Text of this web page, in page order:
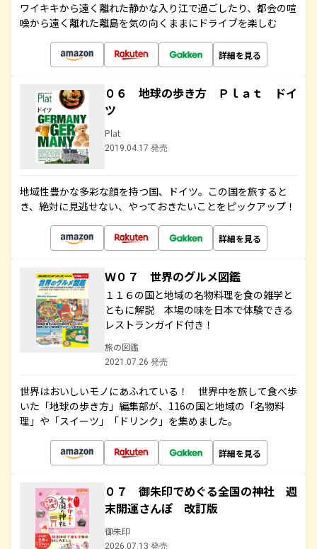
ワイキキから遠く離れた静かな入り江で過ごしたり、都会の喧
噪から遠く離れた離島を気の向くままにドライブを楽しむ
詳細を見る
０６ 地球の歩き方 Ｐｌａｔ ドイ
ツ
Plat
2019.04.17 発売
地域性豊かな多彩な顔を持つ国、ドイツ。この国を旅すると
き、絶対に見逃せない、やっておきたいことをピックアップ！
詳細を見る
Ｗ０７ 世界のグルメ図鑑
１１６の国と地域の名物料理を食の雑学と
ともに解説 本場の味を日本で体験できる
レストランガイド付き！
旅の図鑑
2021.07.26 発売
世界はおいしいモノにあふれている！ 世界中を旅して食べ歩
いた「地球の歩き方」編集部が、116の国と地域の「名物料
理」や「スイーツ」「ドリンク」を集めました。
詳細を見る
０７ 御朱印でめぐる全国の神社 週
末開運さんぽ 改訂版
御朱印
2026.07.13 発売